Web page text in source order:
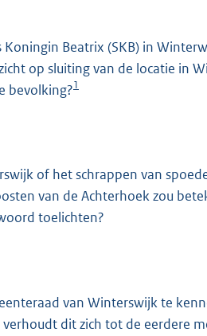
Beatrix (SKB) in
op sluiting van de locatie in
bevolking?1
of het schrappen van
van de Achterhoek zou
toelichten?
van Winterswijk te
dit zich tot de eerdere